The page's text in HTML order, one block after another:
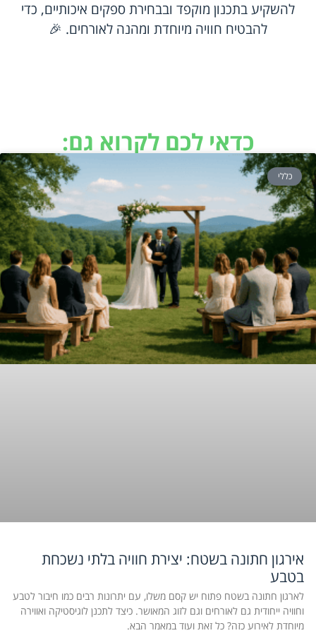
להשקיע בתכנון מוקפד ובבחירת ספקים איכותיים, כדי
להבטיח חוויה מיוחדת ומהנה לאורחים. 🎉
כדאי לכם לקרוא גם:
כללי
אירגון חתונה בשטח: יצירת חוויה בלתי נשכחת
בטבע
לארגון חתונה בשטח פתוח יש קסם משלו, עם יתרונות רבים כמו חיבור לטבע
וחוויה ייחודית גם לאורחים וגם לזוג המאושר. כיצד לתכנן לוגיסטיקה ואווירה
מיוחדת לאירוע כזה? כל זאת ועוד במאמר הבא.